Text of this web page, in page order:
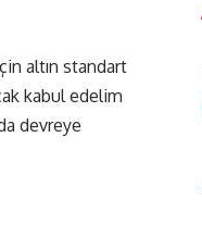
altın standart
kabul edelim
devreye